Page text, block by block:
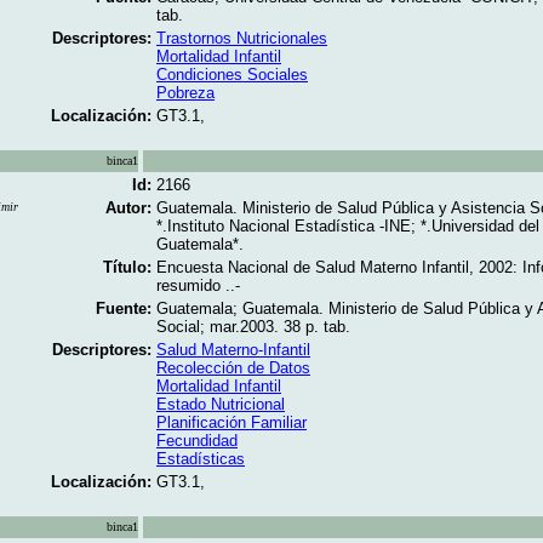
tab.
Descriptores: Trastornos Nutricionales
Mortalidad Infantil
Condiciones Sociales
Pobreza
Localización: GT3.1,
binca1
Id: 2166
Autor: Guatemala. Ministerio de Salud Pública y Asistencia
*.Instituto Nacional Estadística -INE; *.Universidad del
Guatemala*.
Título: Encuesta Nacional de Salud Materno Infantil, 2002:
resumido ..-
Fuente: Guatemala; Guatemala. Ministerio de Salud Pública y
Social; mar.2003. 38 p. tab.
Descriptores: Salud Materno-Infantil
Recolección de Datos
Mortalidad Infantil
Estado Nutricional
Planificación Familiar
Fecundidad
Estadísticas
Localización: GT3.1,
binca1